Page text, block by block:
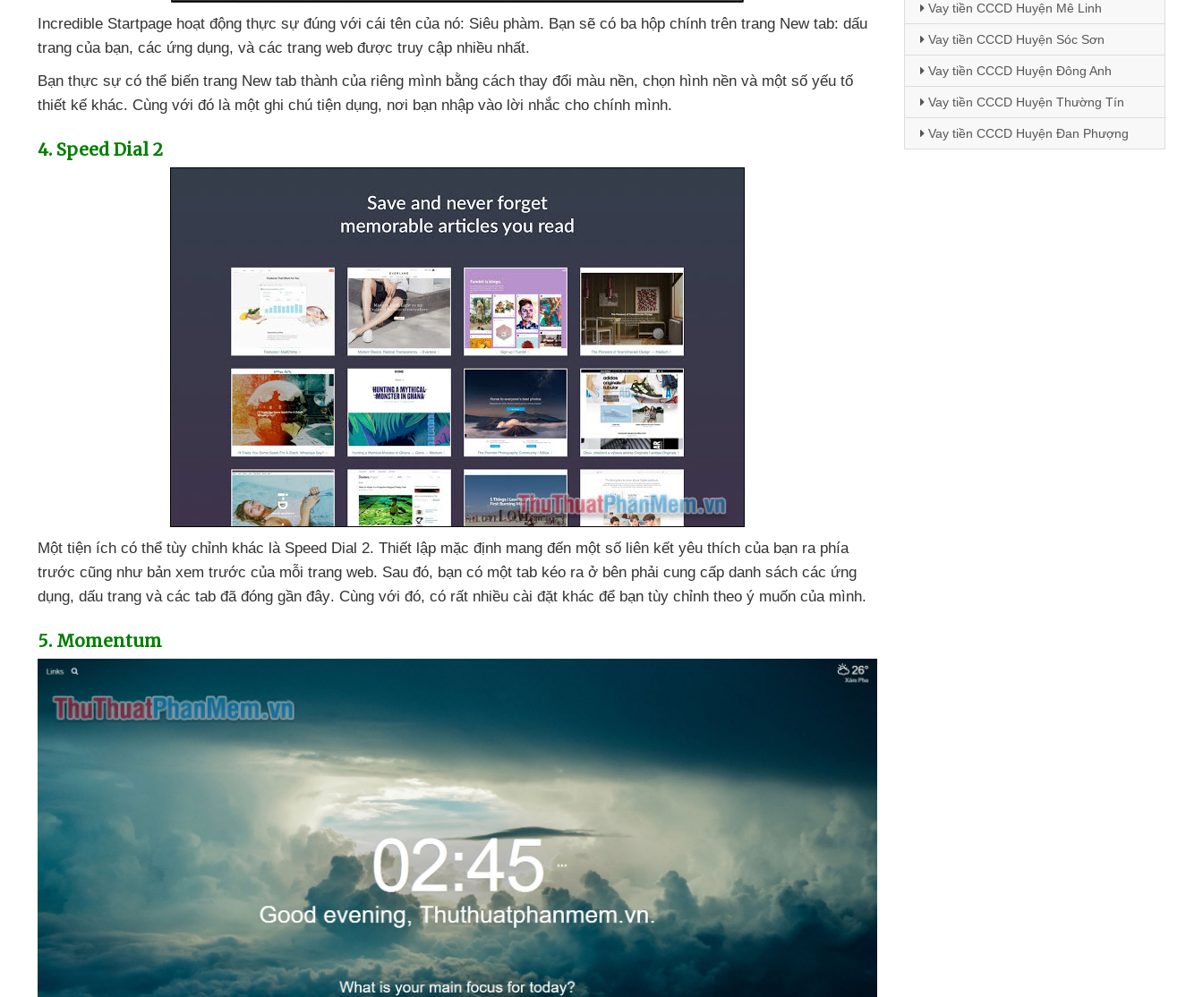
Incredible Startpage hoạt động thực sự đúng với cái tên của nó: Siêu phàm. Bạn sẽ có ba hộp chính trên trang New tab: dấu
trang của bạn, các ứng dụng, và các trang web được truy cập nhiều nhất.
Bạn thực sự có thể biến trang New tab thành của riêng mình bằng cách thay đổi màu nền, chọn hình nền và một số yếu tố
thiết kế khác. Cùng với đó là một ghi chú tiện dụng, nơi bạn nhập vào lời nhắc cho chính mình.
4. Speed Dial 2
Một tiện ích có thể tùy chỉnh khác là Speed Dial 2. Thiết lập mặc định mang đến một số liên kết yêu thích của bạn ra phía
trước cũng như bản xem trước của mỗi trang web. Sau đó, bạn có một tab kéo ra ở bên phải cung cấp danh sách các ứng
dụng, dấu trang và các tab đã đóng gần đây. Cùng với đó, có rất nhiều cài đặt khác để bạn tùy chỉnh theo ý muốn của mình.
5. Momentum
Vay tiền CCCD Huyện Mê Linh
Vay tiền CCCD Huyện Sóc Sơn
Vay tiền CCCD Huyện Đông Anh
Vay tiền CCCD Huyện Thường Tín
Vay tiền CCCD Huyện Đan Phượng